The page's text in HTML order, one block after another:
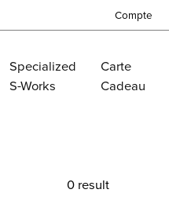
Compte
Specialized
S-Works
Carte
Cadeau
0result